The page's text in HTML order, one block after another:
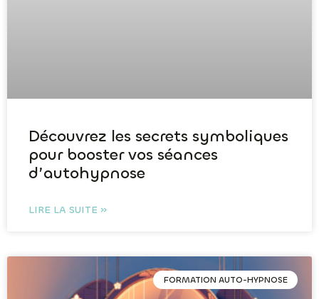
Découvrez les secrets symboliques
pour booster vos séances
d’autohypnose
LIRE LA SUITE »
FORMATION AUTO-HYPNOSE